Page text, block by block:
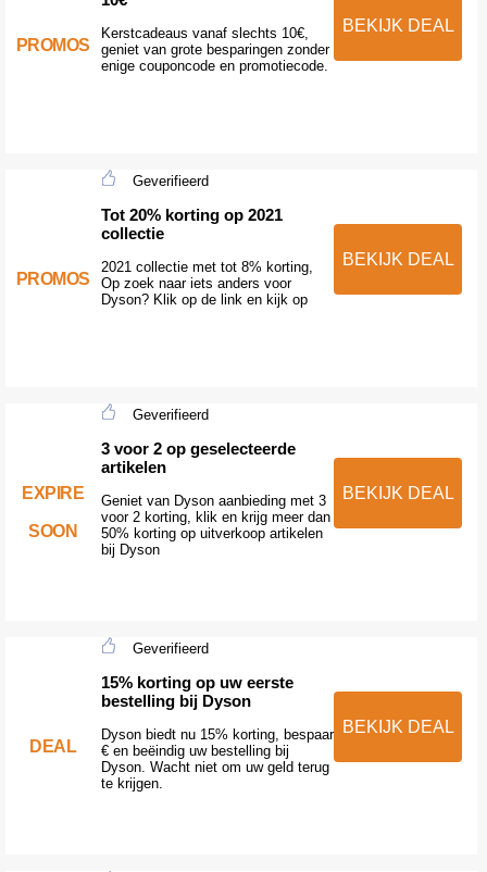
PROMOS
Kerstcadeaus vanaf slechts 10€,
geniet van grote besparingen zonder
enige couponcode en promotiecode.
BEKIJK DEAL
PROMOS
Geverifieerd
Tot 20% korting op 2021
collectie
2021 collectie met tot 8% korting,
Op zoek naar iets anders voor
Dyson? Klik op de link en kijk op
BEKIJK DEAL
EXPIRE
SOON
Geverifieerd
3 voor 2 op geselecteerde
artikelen
Geniet van Dyson aanbieding met 3
voor 2 korting, klik en krijg meer dan
50% korting op uitverkoop artikelen
bij Dyson
BEKIJK DEAL
DEAL
Geverifieerd
15% korting op uw eerste
bestelling bij Dyson
Dyson biedt nu 15% korting, bespaar
€ en beëindig uw bestelling bij
Dyson. Wacht niet om uw geld terug
te krijgen.
BEKIJK DEAL